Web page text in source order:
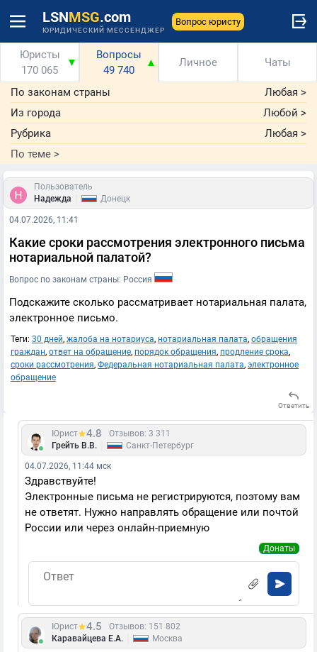
LSNMSG.com
ЮРИДИЧЕСКИЙ МЕССЕНДЖЕР
Вопрос юристу
Юристы
170 065
▼
Вопросы
49 740
▲ Личное Чаты
По законам страны Любая >
Из города
Любой >
Рубрика
Любая >
По теме >
Пользователь
Надежда
Донецк
04.07.2026, 11:41
Какие сроки рассмотрения электронного письма
нотариальной палатой?
Вопрос по законам страны: Россия
Подскажите сколько рассматривает нотариальная палата,
электронное письмо.
Теги: 30 дней, жалоба на нотариуса, нотариальная палата, обращения
граждан, ответ на обращение, порядок обращения, продление срока,
сроки рассмотрения, Федеральная нотариальная палата, электронное
обращение
Ответить
Юрист 4.8
Отзывов: 3 311
Грейть В.В.
Санкт-Петербург
04.07.2026, 11:44 мск
Здравствуйте!
Электронные письма не регистрируются, поэтому вам
не ответят. Нужно направлять обращение или почтой
России или через онлайн-приемную
Донаты
Юрист 4.5
Отзывов: 151 802
Каравайцева Е.А.
Москва